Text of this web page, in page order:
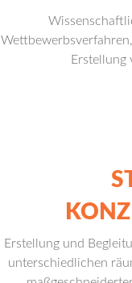
Erstellung
Erstellung und
unterschiedlichen